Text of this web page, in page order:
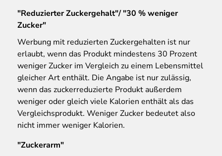
"Reduzierter Zuckergehalt"/ "30 % weniger
Zucker"
Werbung mit reduzierten Zuckergehalten ist nur
erlaubt, wenn das Produkt mindestens 30 Prozent
weniger Zucker im Vergleich zu einem Lebensmittel
gleicher Art enthält. Die Angabe ist nur zulässig,
wenn das zuckerreduzierte Produkt außerdem
weniger oder gleich viele Kalorien enthält als das
Vergleichsprodukt. Weniger Zucker bedeutet also
nicht immer weniger Kalorien.
"Zuckerarm"